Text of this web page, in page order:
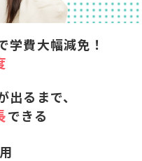
学費大幅減免！
るまで、
できる